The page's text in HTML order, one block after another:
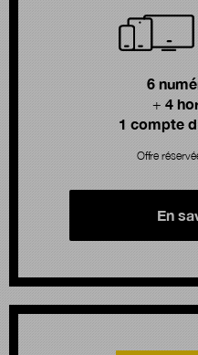
6
+ 4
1 compte
Offre
En